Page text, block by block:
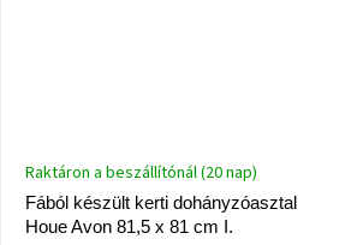
Fából készült kerti dohányzóasztal
Houe Avon 81,5 x 81 cm I.
Raktáron a beszállítónál (20 nap)